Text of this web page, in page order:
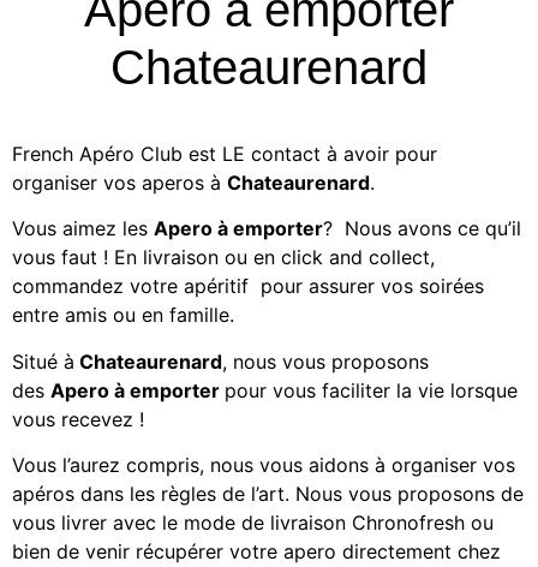
Chateaurenard
French Apéro Club est LE contact à avoir pour
organiser vos aperos à Chateaurenard.
Vous aimez les Apero à emporter? Nous avons ce qu’il
vous faut ! En livraison ou en click and collect,
commandez votre apéritif pour assurer vos soirées
entre amis ou en famille.
Situé à Chateaurenard, nous vous proposons
des Apero à emporter pour vous faciliter la vie lorsque
vous recevez !
Vous l’aurez compris, nous vous aidons à organiser vos
apéros dans les règles de l’art. Nous vous proposons de
vous livrer avec le mode de livraison Chronofresh ou
bien de venir récupérer votre apero directement chez